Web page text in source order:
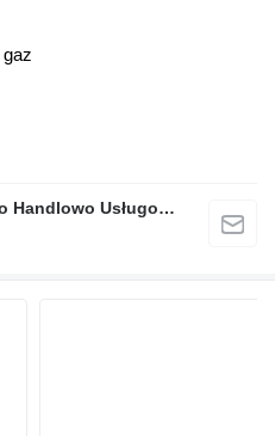
gaz
Przedsiębiorstwo Produkcyjno Handlowo Usługowe Grzegorz Glapa